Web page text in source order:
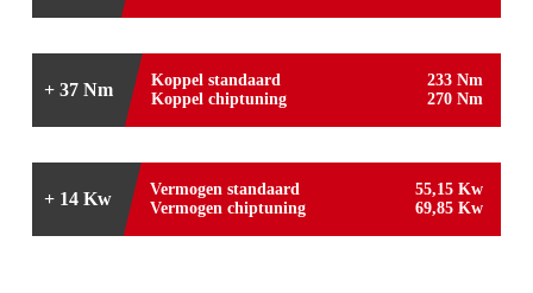
+ 37 Nm Koppel standaard
233 Nm
Koppel chiptuning
270 Nm
+ 14 Kw Vermogen standaard
55,15 Kw
Vermogen chiptuning
69,85 Kw